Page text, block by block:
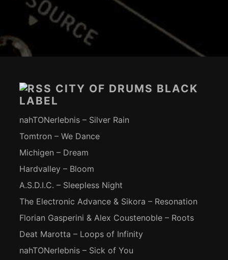
CITY OF DRUMS BLACK
LABEL
nahTONerlebnis – Silver Rain
Tomtron – We Dance
Michigen – Dream
Hardvalley – Bloom
A.S.D.I.C. – Sleepless Night
The Electronic Advance & Sikora – Resonation
Florian Gasperini & Alex Coustenoble – Roots
Deat Marotta – Loops of Infinity
nahTONerlebnis – Sick of You